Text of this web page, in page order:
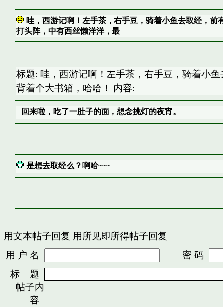
哇，西游记啊！左手茶，右手豆，骑着小鱼去取经，前
打头阵，中有西丝懒洋洋，最
标题: 哇，西游记啊！左手茶，右手豆，骑着小
背着个大书箱，哈哈！ 内容:
回来啦，吃了一肚子的面，想念挑灯的夜宵。
是想去取经么？啊哈~~~
用文本帖子回复 用所见即所得帖子回复
用 户 名
密 码
标 题
帖子内
容